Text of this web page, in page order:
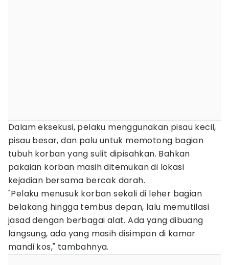
Dalam eksekusi, pelaku menggunakan pisau kecil,
pisau besar, dan palu untuk memotong bagian
tubuh korban yang sulit dipisahkan. Bahkan
pakaian korban masih ditemukan di lokasi
kejadian bersama bercak darah.
"Pelaku menusuk korban sekali di leher bagian
belakang hingga tembus depan, lalu memutilasi
jasad dengan berbagai alat. Ada yang dibuang
langsung, ada yang masih disimpan di kamar
mandi kos," tambahnya.